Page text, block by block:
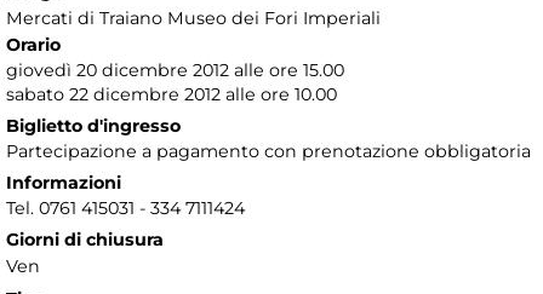
Mercati di Traiano Museo dei Fori Imperiali
Orario
giovedì 20 dicembre 2012 alle ore 15.00
sabato 22 dicembre 2012 alle ore 10.00
Biglietto d'ingresso
Partecipazione a pagamento con prenotazione obbligatoria
Informazioni
Tel. 0761 415031 - 334 7111424
Giorni di chiusura
Ven